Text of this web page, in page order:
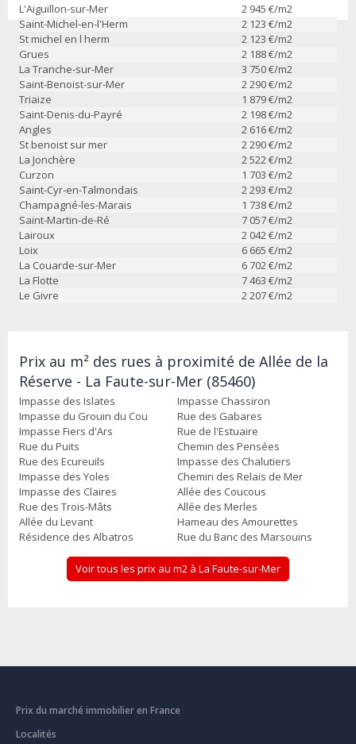
L'Aiguillon-sur-Mer 2 945 €/m2
Saint-Michel-en-l'Herm
2 123 €/m2
St michel en l herm
2 123 €/m2
Grues
2 188€/m2
La Tranche-sur-Mer
3 750€/m2
Saint-Benoist-sur-Mer
2 290€/m2
Triaize
1 879€/m2
Saint-Denis-du-Payré
2 198€/m2
Angles
2 616€/m2
St benoist sur mer
2 290€/m2
La Jonchère
2 522 €/m2
Curzon
1 703 €/m2
Saint-Cyr-en-Talmondais
2 293 €/m2
Champagné-les-Marais
1 738€/m2
Saint-Martin-de-Ré
7 057€/m2
Lairoux
2 042 €/m2
Loix
6 665 €/m2
La Couarde-sur-Mer
6 702 €/m2
La Flotte
7 463 €/m2
Le Givre
2 207€/m2
Prix au m² des rues à proximité de Allée de la
Réserve - La Faute-sur-Mer (85460)
Impasse des Islates
Impasse Chassiron
Impasse du Grouin du Cou
Rue des Gabares
Impasse Fiers d'Ars
Rue de l'Estuaire
Rue du Puits
Chemin des Pensées
Rue des Ecureuils
Impasse des Chalutiers
Impasse des Yoles
Chemin des Relais de Mer
Impasse des Claires
Allée des Coucous
Rue des Trois-Mâts
Allée des Merles
Allée du Levant
Hameau des Amourettes
Résidence des Albatros
Rue du Banc des Marsouins
Voir tous les prix au m2 à La Faute-sur-Mer
Prix du marché immobilier en France
Localités